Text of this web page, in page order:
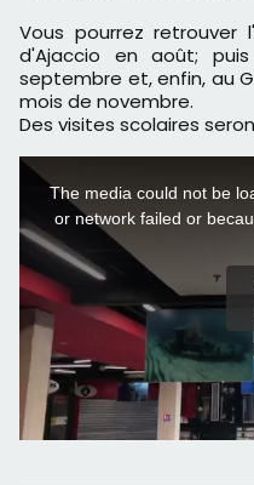
Vous pourrez retrouver
d'Ajaccio en août;
septembre et, enfin, au
mois de novembre.
Des visites scolaires